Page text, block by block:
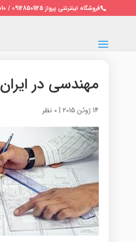
فروشگاه اینترنتی پرواز 09128501125 / 02122691010
مهندسی در ایران
14 ژوئن 2015 | 0 نظر